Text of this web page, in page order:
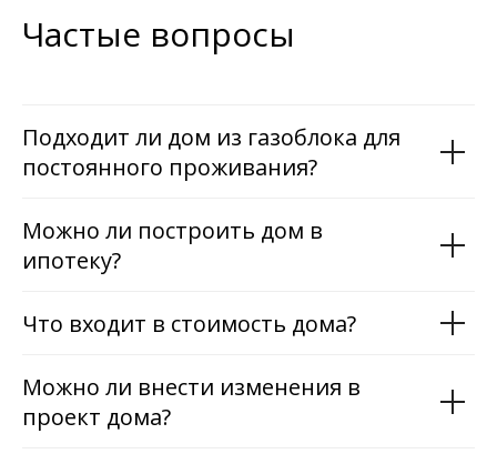
Частые вопросы
Подходит ли дом из газоблока для
постоянного проживания?
Можно ли построить дом в
ипотеку?
Что входит в стоимость дома?
Можно ли внести изменения в
проект дома?